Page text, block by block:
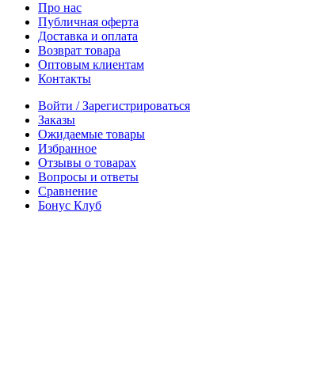
Про нас
Публичная оферта
Доставка и оплата
Возврат товара
Оптовым клиентам
Контакты
Войти / Зарегистрироваться
Заказы
Ожидаемые товары
Избранное
Отзывы о товарах
Вопросы и ответы
Сравнение
Бонус Клуб